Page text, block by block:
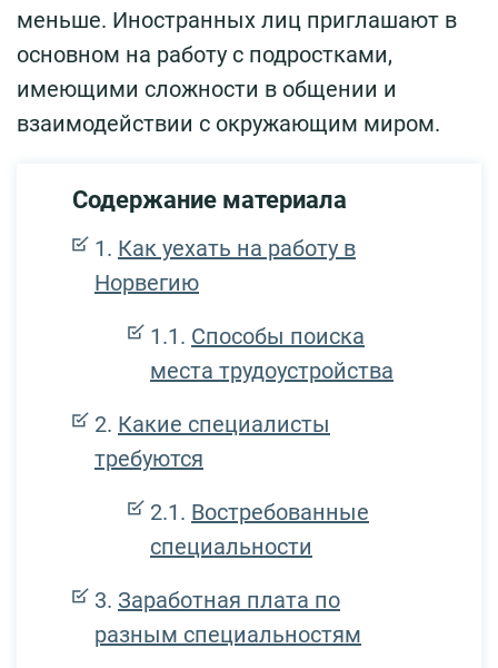
меньше. Иностранных лиц приглашают в
основном на работу с подростками,
имеющими сложности в общении и
взаимодействии с окружающим миром.
Содержание материала
Как уехать на работу в
Норвегию
Способы поиска
места трудоустройства
Какие специалисты
требуются
Востребованные
специальности
Заработная плата по
разным специальностям